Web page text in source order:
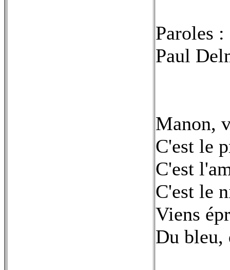
Paroles
Paul
Manon,
C'est le
C'est
C'est le
Viens
Du bleu,